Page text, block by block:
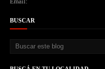
BUSCAR